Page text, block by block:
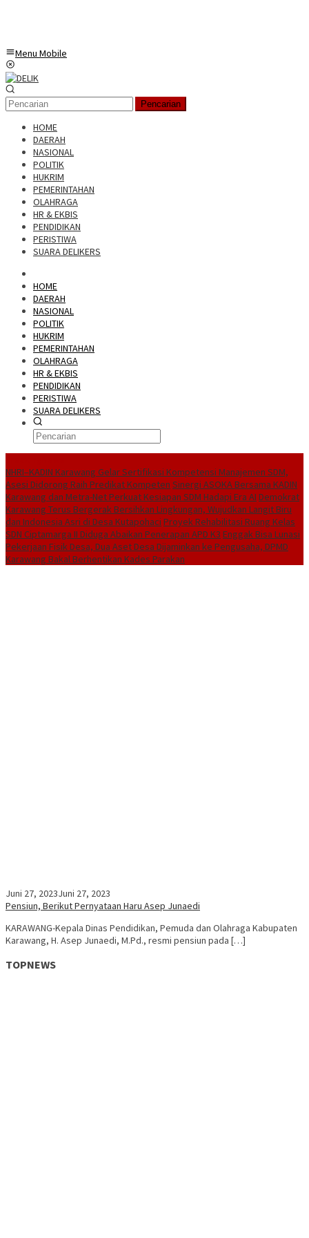
Menu Mobile
Pencarian
HOME
DAERAH
NASIONAL
POLITIK
HUKRIM
PEMERINTAHAN
OLAHRAGA
HR & EKBIS
PENDIDIKAN
PERISTIWA
SUARA DELIKERS
HOME
DAERAH
NASIONAL
POLITIK
HUKRIM
PEMERINTAHAN
OLAHRAGA
HR & EKBIS
PENDIDIKAN
PERISTIWA
SUARA DELIKERS
NHRI–KADIN Karawang Gelar Sertifikasi Kompetensi Manajemen SDM,
Asesi Didorong Raih Predikat Kompeten Sinergi ASOKA Bersama KADIN
Karawang dan Metra-Net Perkuat Kesiapan SDM Hadapi Era AI Demokrat
Karawang Terus Bergerak Bersihkan Lingkungan, Wujudkan Langit Biru
dan Indonesia Asri di Desa Kutapohaci Proyek Rehabilitasi Ruang Kelas
SDN Ciptamarga II Diduga Abaikan Penerapan APD K3 Enggak Bisa Lunasi
Pekerjaan Fisik Desa, Dua Aset Desa Dijaminkan ke Pengusaha, DPMD
Karawang Bakal Berhentikan Kades Parakan
Juni 27, 2023Juni 27, 2023
Pensiun, Berikut Pernyataan Haru Asep Junaedi
KARAWANG-Kepala Dinas Pendidikan, Pemuda dan Olahraga Kabupaten
Karawang, H. Asep Junaedi, M.Pd., resmi pensiun pada […]
TOPNEWS